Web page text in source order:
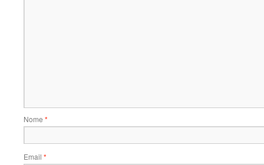
Nome *
Email *